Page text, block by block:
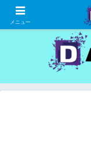
高
メニュー